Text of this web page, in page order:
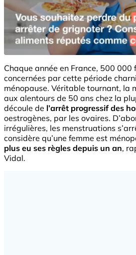
Chaque année en France, 500 000
concernées par cette période
ménopause. Véritable tournant, la
aux alentours de 50 ans chez la
découle de l’arrêt progressif des
oestrogènes, par les ovaires.
irrégulières, les menstruations
considère qu’une femme est
plus eu ses règles depuis un an,
Vidal.